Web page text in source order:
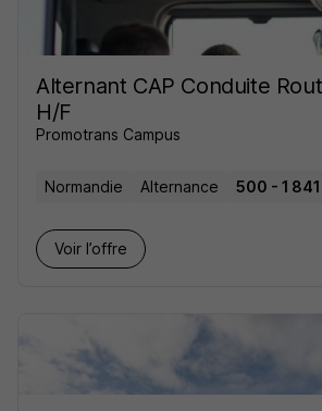
Alternant CAP Conduite
H/F
Promotrans Campus
Normandie Alternance 500 - 1
Voir l’offre